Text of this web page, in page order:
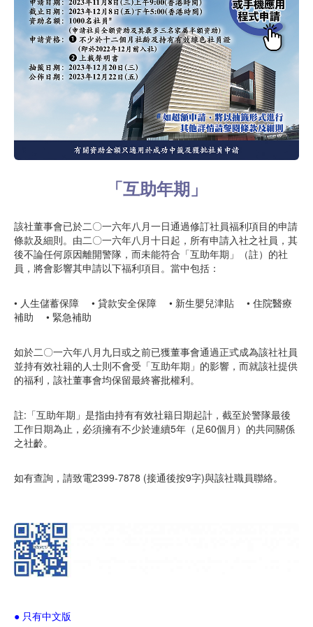
「互助年期」
該社董事會已於二〇一六年八月一日通過修訂社員福利項目的申請
條款及細則。由二〇一六年八月十日起，所有申請入社之社員，其
後不論任何原因離開警隊，而未能符合「互助年期」（註）的社
員，將會影響其申請以下福利項目。當中包括：
• 人生儲蓄保障 • 貸款安全保障 • 新生嬰兒津貼 • 住院醫療
補助 • 緊急補助
如於二〇一六年八月九日或之前已獲董事會通過正式成為該社社員
並持有效社籍的人士則不會受「互助年期」的影響，而就該社提供
的福利，該社董事會均保留最終審批權利。
註:「互助年期」是指由持有有效社籍日期起計，截至於警隊最後
工作日期為止，必須擁有不少於連續5年（足60個月）的共同關係
之社齡。
如有查詢，請致電2399-7878 (接通後按9字)與該社職員聯絡。
● 只有中文版